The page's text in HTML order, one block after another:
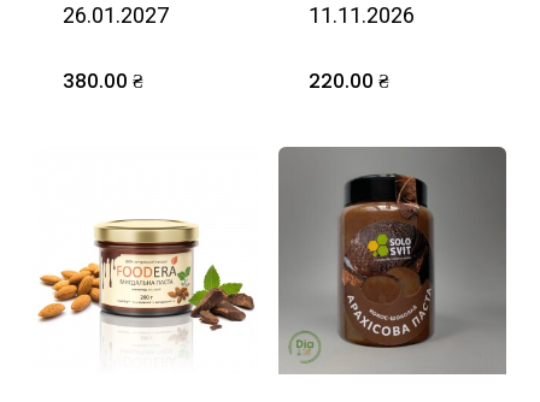
26.01.2027
380.00 ₴
11.11.2026
220.00₴